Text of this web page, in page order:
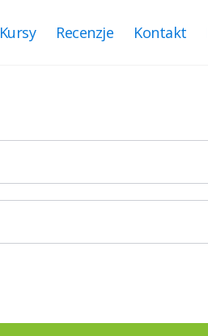
Kursy Recenzje Kontakt